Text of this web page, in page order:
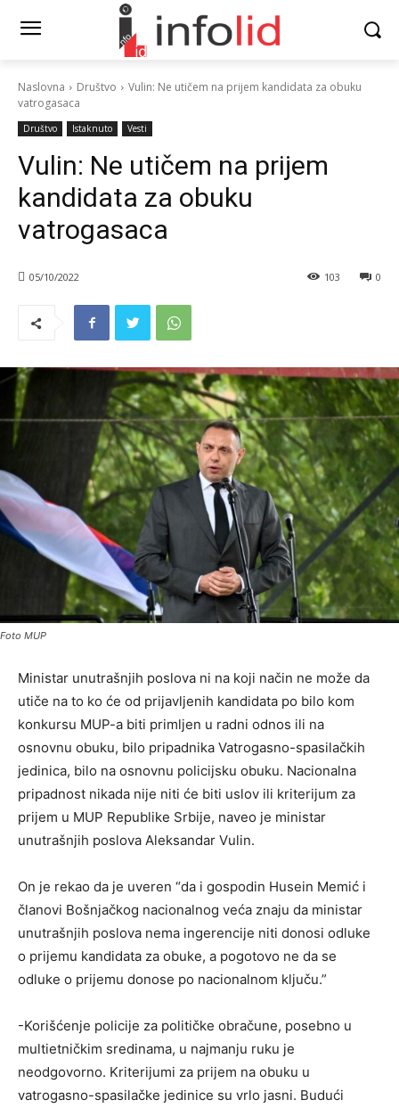
Naslovna Društvo
Vulin: Ne utičem na prijem kandidata za obuku
vatrogasaca
Društvo Istaknuto Vesti
Vulin: Ne utičem na prijem
kandidata za obuku
vatrogasaca
05/10/2022 0
103
Foto MUP
Ministar unutrašnjih poslova ni na koji način ne može da
utiče na to ko će od prijavljenih kandidata po bilo kom
konkursu MUP-a biti primljen u radni odnos ili na
osnovnu obuku, bilo pripadnika Vatrogasno-spasilačkih
jedinica, bilo na osnovnu policijsku obuku. Nacionalna
pripadnost nikada nije niti će biti uslov ili kriterijum za
prijem u MUP Republike Srbije, naveo je ministar
unutrašnjih poslova Aleksandar Vulin.
On je rekao da je uveren “da i gospodin Husein Memić i
članovi Bošnjačkog nacionalnog veća znaju da ministar
unutrašnjih poslova nema ingerencije niti donosi odluke
o prijemu kandidata za obuke, a pogotovo ne da se
odluke o prijemu donose po nacionalnom ključu.”
-Korišćenje policije za političke obračune, posebno u
multietničkim sredinama, u najmanju ruku je
neodgovorno. Kriterijumi za prijem na obuku u
vatrogasno-spasilačke jedinice su vrlo jasni. Budući